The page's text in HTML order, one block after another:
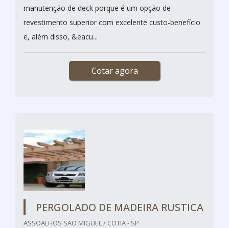
manutenção de deck porque é um opção de
revestimento superior com excelente custo-benefício
e, além disso, &eacu...
Cotar agora
PERGOLADO DE MADEIRA RUSTICA
ASSOALHOS SAO MIGUEL / COTIA - SP